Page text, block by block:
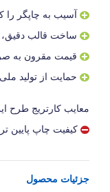
آسیب به چاپگر را
ساخت قالب دقیق،
قیمت مقرون به
حمایت از تولید ملی
معایب کارتریج طرح
کیفیت چاپ پایین
جزئیات محصول